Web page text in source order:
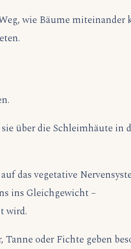
wie Bäume miteinander
über die Schleimhäute in
das vegetative
ins Gleichgewicht –
wird.
oder Fichte geben